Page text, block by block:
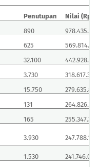
Penutupan
Nilai (Rp)
890
625
32.100
3.730
15.750
131
165
3.930
1.530